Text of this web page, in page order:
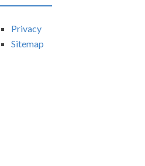
Privacy
Sitemap